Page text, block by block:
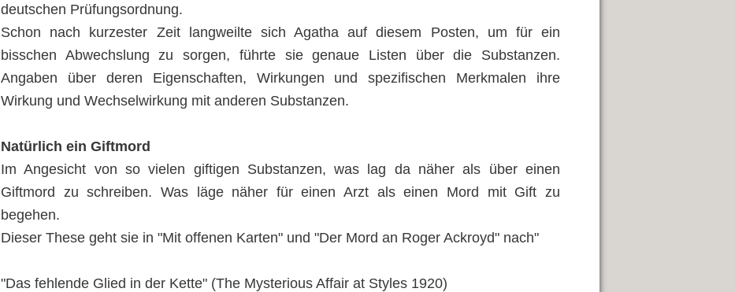
deutschen Prüfungsordnung.
Schon nach kurzester Zeit langweilte sich Agatha auf diesem Posten, um für ein
bisschen Abwechslung zu sorgen, führte sie genaue Listen über die Substanzen.
Angaben über deren Eigenschaften, Wirkungen und spezifischen Merkmalen ihre
Wirkung und Wechselwirkung mit anderen Substanzen.
Natürlich ein Giftmord
Im Angesicht von so vielen giftigen Substanzen, was lag da näher als über einen
Giftmord zu schreiben. Was läge näher für einen Arzt als einen Mord mit Gift zu
begehen.
Dieser These geht sie in "Mit offenen Karten" und "Der Mord an Roger Ackroyd" nach"
"Das fehlende Glied in der Kette" (The Mysterious Affair at Styles 1920)